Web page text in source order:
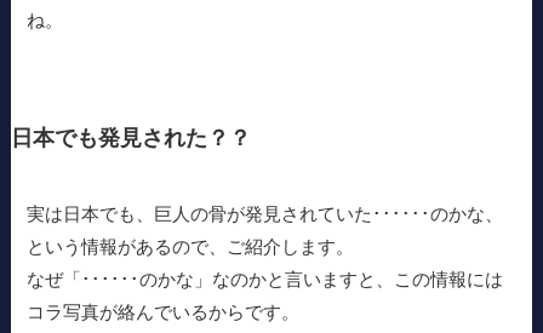
ね。
日本でも発見された？？
実は日本でも、巨人の骨が発見されていた･･････のかな、
という情報があるので、ご紹介します。
なぜ「･･････のかな」なのかと言いますと、この情報には
コラ写真が絡んでいるからです。